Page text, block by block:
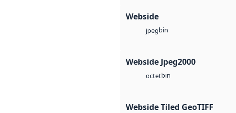
Webside
jpegbin
Webside Jpeg2000
octetbin
Webside Tiled GeoTIFF